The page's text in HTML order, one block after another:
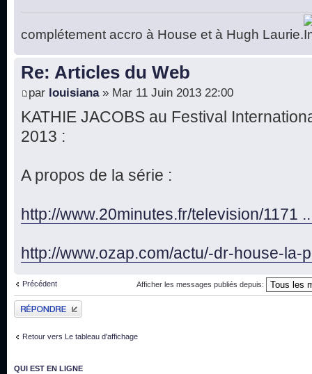
complétement accro à House et à Hugh Laurie.
Re: Articles du Web
par louisiana» Mar 11 Juin 2013 22:00
KATHIE JACOBS au Festival
2013 :
A propos de la série :
http://www.20minutes.fr/television/1171
http://www.ozap.com/actu/-dr-house-la-
Précédent Afficher les messages publiés depuis:
Publier une réponse
Retour vers Le tableau d'affichage
QUI EST EN LIGNE